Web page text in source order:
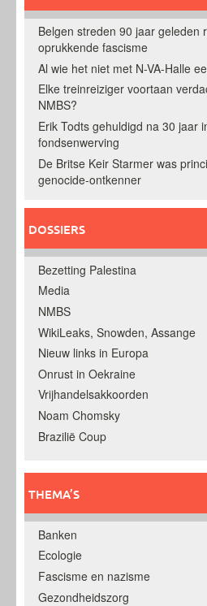
Belgen streden 90 jaar geleden
oprukkende fascisme
Al wie het niet met N-VA-Halle
Elke treinreiziger voortaan
NMBS?
Erik Todts gehuldigd na 30 jaar
fondsenwerving
De Britse Keir Starmer was
genocide-ontkenner
DOSSIERS
Bezetting Palestina
Media
NMBS
WikiLeaks, Snowden, Assange
Nieuw links in Europa
Onrust in Oekraine
Vrijhandelsakkoorden
Noam Chomsky
Brazilië Coup
THEMA’S
Banken
Ecologie
Fascisme en nazisme
Gezondheidszorg